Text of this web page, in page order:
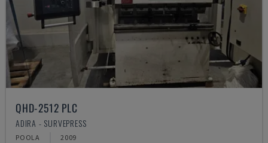
QHD-2512 PLC
ADIRA - SURVEPRESS
POOLA 2009